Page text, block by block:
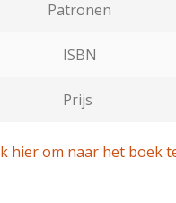
Patronen
ISBN
Prijs
hier om naar het boek